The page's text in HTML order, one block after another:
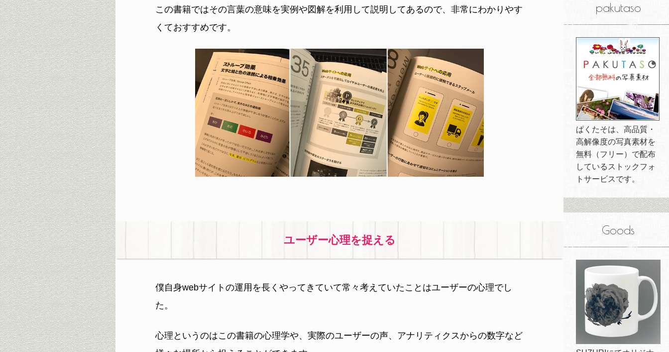
この書籍ではその言葉の意味を実例や図解を利用して説明してあるので、非常にわかりやす
くておすすめです。
ユーザー心理を捉える
僕自身webサイトの運用を長くやってきていて常々考えていたことはユーザーの心理でし
た。
心理というのはこの書籍の心理学や、実際のユーザーの声、アナリティクスからの数字など
pakutaso
ぱくたそは、高品質・
高解像度の写真素材を
無料（フリー）で配布
しているストックフォ
トサービスです。
Goods